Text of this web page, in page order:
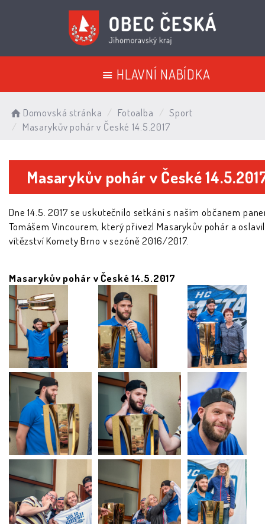
HLAVNÍ NABÍDKA
Domovská stránka Fotoalba
Sport
Masarykův pohár v České 14.5.2017
Masarykův pohár v České
Dne 14.5. 2017 se uskutečnilo setkání s naším občanem
Tomášem Vincourem, který přivezl Masarykův pohár a
vítězství Komety Brno v sezóně 2016/2017.
Masarykův pohár v České 14.5.2017